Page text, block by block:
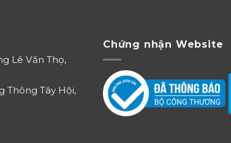
Lê Văn Thọ,
Thông Tây Hội,
Chứng nhận Website